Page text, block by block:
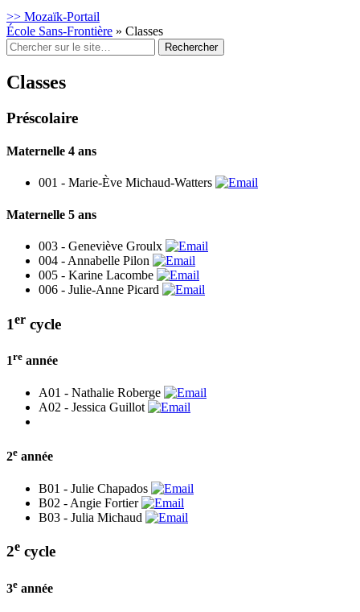
>> Mozaïk-Portail
École Sans-Frontière » Classes
Rechercher
:
Classes
Préscolaire
Maternelle 4 ans
001 - Marie-Ève Michaud-Watters
Maternelle 5 ans
003 - Geneviève Groulx
004 - Annabelle Pilon
005 - Karine Lacombe
006 - Julie-Anne Picard
1er cycle
1re année
A01 - Nathalie Roberge
A02 - Jessica Guillot
2e année
B01 - Julie Chapados
B02 - Angie Fortier
B03 - Julia Michaud
2e cycle
3e année